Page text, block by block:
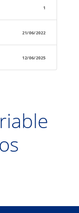
1
21/06/2022
12/06/2025